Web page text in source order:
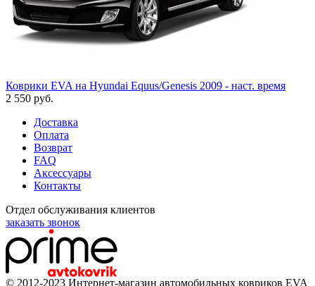
Коврики EVA на Hyundai Equus/Genesis 2009 - наст. время
2 550 руб.
Доставка
Оплата
Возврат
FAQ
Аксессуары
Контакты
Отдел обслуживания клиентов
заказать звонок
© 2012-2023 Интернет-магазин автомобильных ковриков EVA